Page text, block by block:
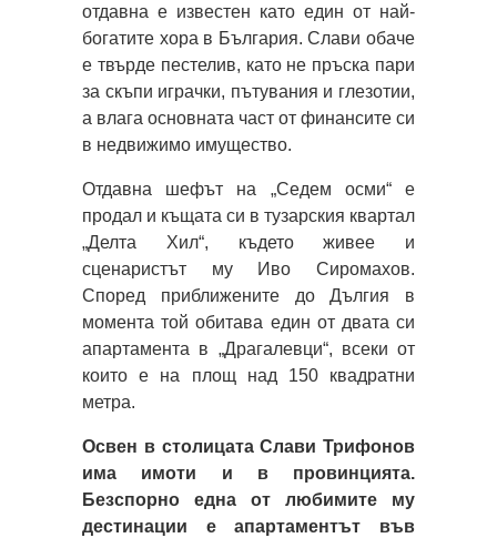
отдавна е известен като един от най-
богатите хора в България. Слави обаче
е твърде пестелив, като не пръска пари
за скъпи играчки, пътувания и глезотии,
а влага основната част от финансите си
в недвижимо имущество.
Отдавна шефът на „Седем осми“ е
продал и къщата си в тузарския квартал
„Делта Хил“, където живее и
сценаристът му Иво Сиромахов.
Според приближените до Дългия в
момента той обитава един от двата си
апартамента в „Драгалевци“, всеки от
които е на площ над 150 квадратни
метра.
Освен в столицата Слави Трифонов
има имоти и в провинцията.
Безспорно една от любимите му
дестинации е апартаментът във